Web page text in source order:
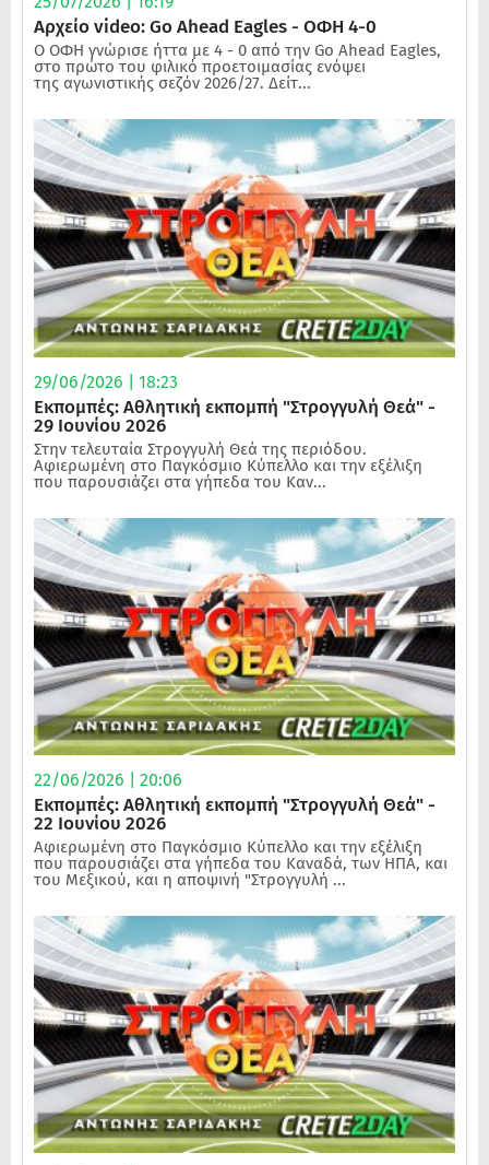
Αρχείο video: Go Ahead Eagles - ΟΦΗ 4-0
Ο ΟΦΗ γνώρισε ήττα με 4 - 0 από την Go Ahead Eagles,
στο πρώτο του φιλικό προετοιμασίας ενόψει
της αγωνιστικής σεζόν 2026/27. Δείτ...
29/06/2026 | 18:23
Εκπομπές: Αθλητική εκπομπή "Στρογγυλή Θεά" -
29 Ιουνίου 2026
Στην τελευταία Στρογγυλή Θεά της περιόδου.
Αφιερωμένη στο Παγκόσμιο Κύπελλο και την εξέλιξη
που παρουσιάζει στα γήπεδα του Καν...
22/06/2026 | 20:06
Εκπομπές: Αθλητική εκπομπή "Στρογγυλή Θεά" -
22 Ιουνίου 2026
Αφιερωμένη στο Παγκόσμιο Κύπελλο και την εξέλιξη
που παρουσιάζει στα γήπεδα του Καναδά, των ΗΠΑ, και
του Μεξικού, και η αποψινή "Στρογγυλή ...